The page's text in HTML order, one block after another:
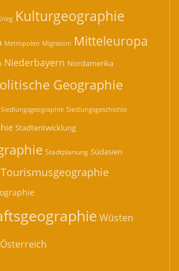
Kulturgeographie
Metropolen Migration Mitteleuropa
Niederbayern Nordamerika
Geographie
Siedlungsgeographie Siedlungsgeschichte
Stadtentwicklung
Stadtplanung Südasien
Tourismusgeographie
Wüsten
Österreich